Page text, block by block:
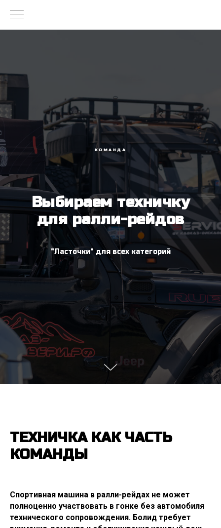
КОМАНДА
Выбираем техничку
для ралли-рейдов
"Ласточки" для всех категорий
ТЕХНИЧКА КАК ЧАСТЬ
КОМАНДЫ
Спортивная машина в ралли-рейдах не может
полноценно участвовать в гонке без автомобиля
технического сопровождения. Болид требует